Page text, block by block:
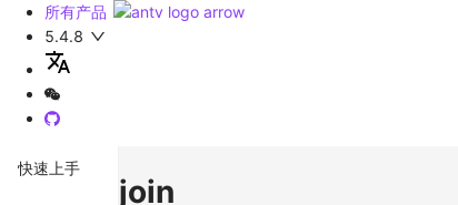
所有产品
5.4.8
快速上手
join